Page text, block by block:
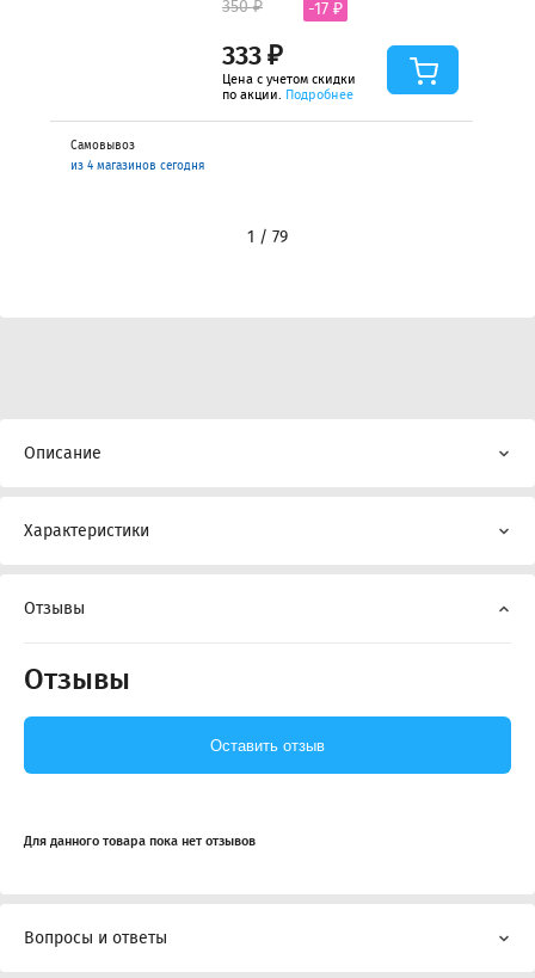
333 ₽
350 ₽ -17 ₽
Цена с учетом скидки
по акции. Подробнее
Самовывоз
из 4 магазинов сегодня
1 / 79
Описание
Характеристики
Отзывы
Отзывы
Для данного товара пока нет отзывов
Оставить отзыв
Вопросы и ответы